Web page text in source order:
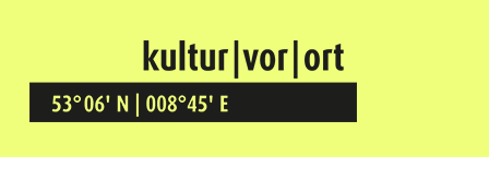
Kultur Vor Ort
BREMEN GRÖPELINGEN